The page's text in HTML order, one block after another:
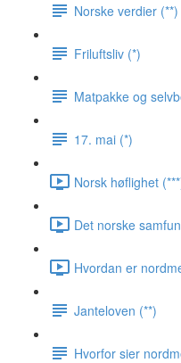
Norske verdier (**)
Friluftsliv (*)
Matpakke og
17. mai (*)
Norsk høflighet
Det norske
Hvordan er
Janteloven (**)
Hvorfor sier